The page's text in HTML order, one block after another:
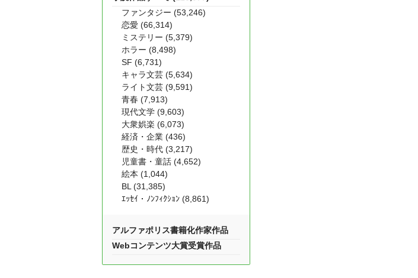
ファンタジー (53,246)
恋愛 (66,314)
ミステリー (5,379)
ホラー (8,498)
SF (6,731)
キャラ文芸 (5,634)
ライト文芸 (9,591)
青春 (7,913)
現代文学 (9,603)
大衆娯楽 (6,073)
経済・企業 (436)
歴史・時代 (3,217)
児童書・童話 (4,652)
絵本 (1,044)
BL (31,385)
ｴｯｾｲ・ﾉﾝﾌｨｸｼｮﾝ (8,861)
アルファポリス書籍化作家作品
Webコンテンツ大賞受賞作品